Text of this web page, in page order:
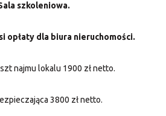
szkoleniowa.
opłaty dla biura nieruchomości.
najmu lokalu 1900 zł netto.
3800 zł netto.